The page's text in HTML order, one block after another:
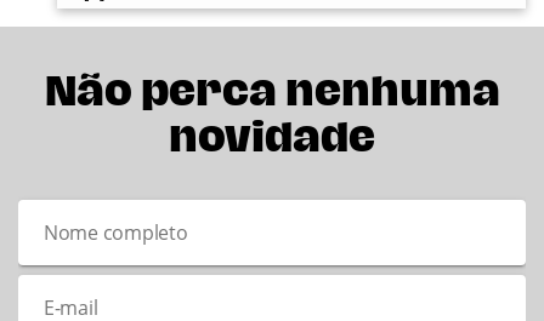
Não perca nenhuma
novidade